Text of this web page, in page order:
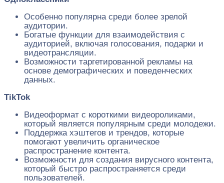
Особенно популярна среди более зрелой
аудитории.
Богатые функции для взаимодействия с
аудиторией, включая голосования, подарки и
видеотрансляции.
Возможности таргетированной рекламы на
основе демографических и поведенческих
данных.
TikTok
Видеоформат с короткими видеороликами,
который является популярным среди молодежи.
Поддержка хэштегов и трендов, которые
помогают увеличить органическое
распространение контента.
Возможности для создания вирусного контента,
который быстро распространяется среди
пользователей.